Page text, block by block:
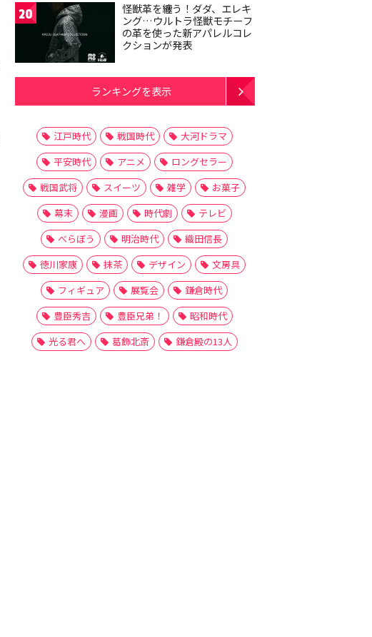
20
怪獣革を纏う！ダダ、エレキ
ング…ウルトラ怪獣モチーフ
の革を使った新アパレルコレ
クションが発表
ランキングを表示
江戸時代 戦国時代
大河ドラマ
平安時代
アニメ
ロングセラー
戦国武将
スイーツ 雑学
お菓子
幕末
漫画 時代劇
テレビ
べらぼう
明治時代
織田信長
徳川家康
抹茶 デザイン
文房具
フィギュア
展覧会
鎌倉時代
豊臣秀吉
豊臣兄弟！
昭和時代
光る君へ
葛飾北斎 鎌倉殿の13人